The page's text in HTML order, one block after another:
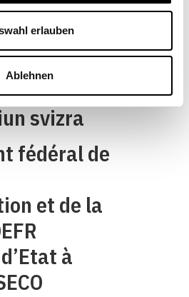
erlauben
Ablehnen
suisse
Svizzera
svizra
fédéral de
et de la
à